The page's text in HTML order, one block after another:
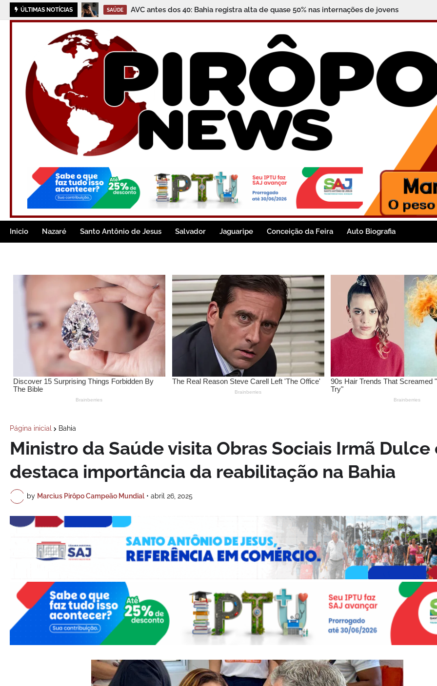
ÚLTIMAS NOTÍCIAS JAGUARIPE Educação em Destaque: Jaguaripe celebra a aprovação de 61 alunos na 2ª fase da
Inicio Nazaré Santo Antônio de Jesus Salvador Jaguaripe Conceição da Feira Auto Biografia
Página inicial Bahia
Ministro da Saúde visita Obras Sociais Irmã Dulce
destaca importância da reabilitação na Bahia
by Marcius Pirôpo Campeão Mundial • abril 26, 2025